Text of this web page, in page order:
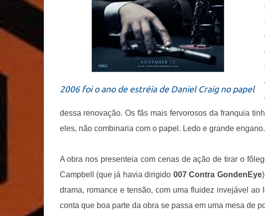
2006 foi o ano de estréia de Daniel Craig no papel
dessa renovação. Os fãs mais fervorosos da franquia
eles, não combinaria com o papel. Ledo e grande engano.
A obra nos presenteia com cenas de ação de tirar o
Campbell (que já havia dirigido 007 Contra GondenEye
drama, romance e tensão, com uma fluidez invejável
conta que boa parte da obra se passa em uma mesa de